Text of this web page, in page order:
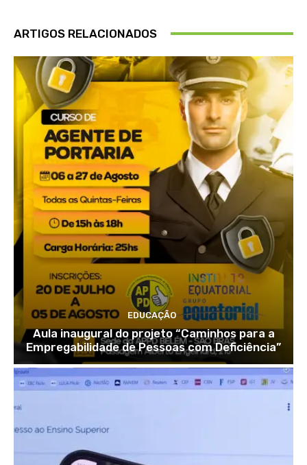
ARTIGOS RELACIONADOS
EDUCAÇÃO
Aula inaugural do projeto “Caminhos para a
Empregabilidade de Pessoas com Deficiência”